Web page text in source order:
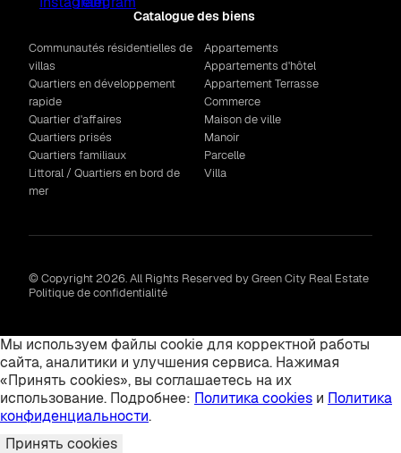
Catalogue des biens
Communautés résidentielles de
villas
Quartiers en développement
rapide
Quartier d'affaires
Quartiers prisés
Quartiers familiaux
Littoral / Quartiers en bord de
mer
Appartements
Appartements d'hôtel
Appartement Terrasse
Commerce
Maison de ville
Manoir
Parcelle
Villa
© Copyright 2026. All Rights Reserved by Green City Real Estate
Politique de confidentialité
Мы используем файлы cookie для корректной работы
сайта, аналитики и улучшения сервиса. Нажимая
«Принять cookies», вы соглашаетесь на их
использование. Подробнее: Политика cookies и Политика
конфиденциальности.
Принять cookies